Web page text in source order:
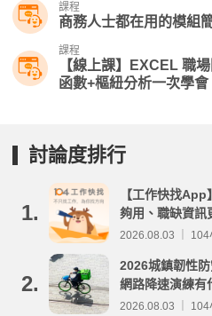
課程
商務人士都在用的模組
課程
【線上課】EXCEL 職
函數+樞紐分析一次學會
討論度排行
1.
【工作快找
夠用、職缺資訊
2026.08.03 ｜ 104
2.
2026城鎮韌性
網路降速演練有
事項整理
2026.08.03 ｜ 104